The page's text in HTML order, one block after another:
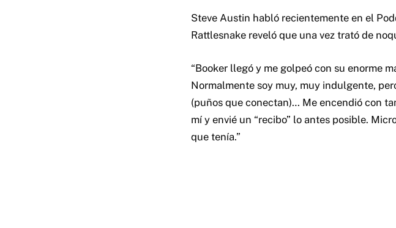
Steve Austin habló recientemente en el
Rattlesnake reveló que una vez trató de
“Booker llegó y me golpeó con su enorme
Normalmente soy muy, muy indulgente,
(puños que conectan)… Me encendió con
mí y envié un “recibo” lo antes posible.
que tenía.”